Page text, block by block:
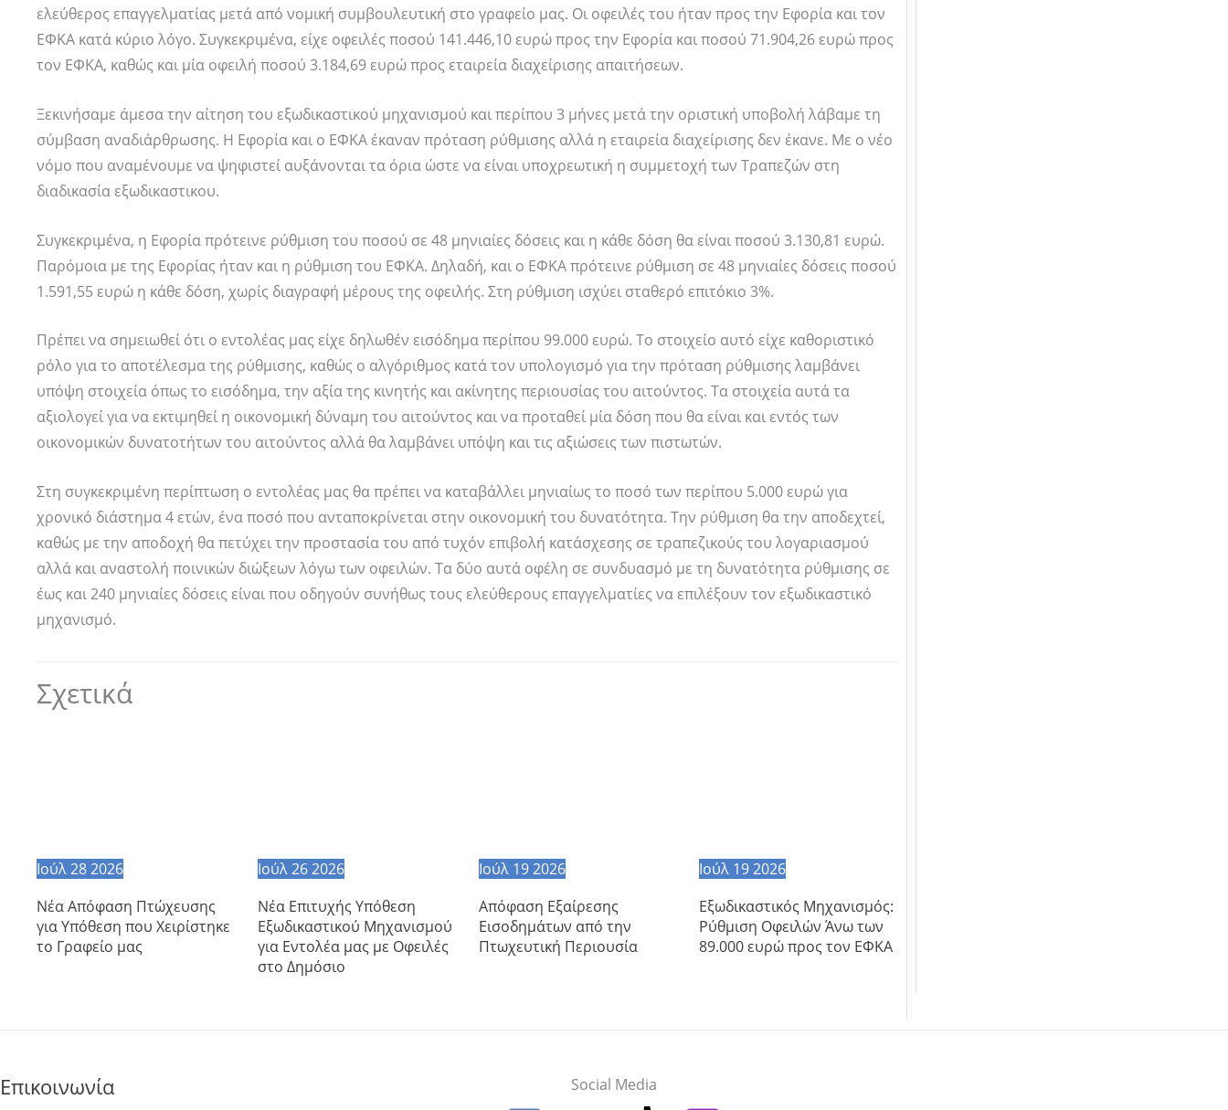
ελεύθερος επαγγελματίας μετά από νομική συμβουλευτική στο γραφείο μας. Οι οφειλές του ήταν προς την Εφορία και τον
ΕΦΚΑ κατά κύριο λόγο. Συγκεκριμένα, είχε οφειλές ποσού 141.446,10 ευρώ προς την Εφορία και ποσού 71.904,26 ευρώ προς
τον ΕΦΚΑ, καθώς και μία οφειλή ποσού 3.184,69 ευρώ προς εταιρεία διαχείρισης απαιτήσεων.
Ξεκινήσαμε άμεσα την αίτηση του εξωδικαστικού μηχανισμού και περίπου 3 μήνες μετά την οριστική υποβολή λάβαμε τη
σύμβαση αναδιάρθρωσης. Η Εφορία και ο ΕΦΚΑ έκαναν πρόταση ρύθμισης αλλά η εταιρεία διαχείρισης δεν έκανε. Με ο νέο
νόμο που αναμένουμε να ψηφιστεί αυξάνονται τα όρια ώστε να είναι υποχρεωτική η συμμετοχή των Τραπεζών στη
διαδικασία εξωδικαστικου.
Συγκεκριμένα, η Εφορία πρότεινε ρύθμιση του ποσού σε 48 μηνιαίες δόσεις και η κάθε δόση θα είναι ποσού 3.130,81 ευρώ.
Παρόμοια με της Εφορίας ήταν και η ρύθμιση του ΕΦΚΑ. Δηλαδή, και ο ΕΦΚΑ πρότεινε ρύθμιση σε 48 μηνιαίες δόσεις ποσού
1.591,55 ευρώ η κάθε δόση, χωρίς διαγραφή μέρους της οφειλής. Στη ρύθμιση ισχύει σταθερό επιτόκιο 3%.
Πρέπει να σημειωθεί ότι ο εντολέας μας είχε δηλωθέν εισόδημα περίπου 99.000 ευρώ. Το στοιχείο αυτό είχε καθοριστικό
ρόλο για το αποτέλεσμα της ρύθμισης, καθώς ο αλγόριθμος κατά τον υπολογισμό για την πρόταση ρύθμισης λαμβάνει
υπόψη στοιχεία όπως το εισόδημα, την αξία της κινητής και ακίνητης περιουσίας του αιτούντος. Τα στοιχεία αυτά τα
αξιολογεί για να εκτιμηθεί η οικονομική δύναμη του αιτούντος και να προταθεί μία δόση που θα είναι και εντός των
οικονομικών δυνατοτήτων του αιτούντος αλλά θα λαμβάνει υπόψη και τις αξιώσεις των πιστωτών.
Στη συγκεκριμένη περίπτωση ο εντολέας μας θα πρέπει να καταβάλλει μηνιαίως το ποσό των περίπου 5.000 ευρώ για
χρονικό διάστημα 4 ετών, ένα ποσό που ανταποκρίνεται στην οικονομική του δυνατότητα. Την ρύθμιση θα την αποδεχτεί,
καθώς με την αποδοχή θα πετύχει την προστασία του από τυχόν επιβολή κατάσχεσης σε τραπεζικούς του λογαριασμού
αλλά και αναστολή ποινικών διώξεων λόγω των οφειλών. Τα δύο αυτά οφέλη σε συνδυασμό με τη δυνατότητα ρύθμισης σε
έως και 240 μηνιαίες δόσεις είναι που οδηγούν συνήθως τους ελεύθερους επαγγελματίες να επιλέξουν τον εξωδικαστικό
μηχανισμό.
Σχετικά
Ιούλ282026
Νέα Απόφαση Πτώχευσης
για Υπόθεση που Χειρίστηκε
το Γραφείο μας
Ιούλ262026
Νέα Επιτυχής Υπόθεση
Εξωδικαστικού Μηχανισμού
για Εντολέα μας με Οφειλές
στο Δημόσιο
Ιούλ 19 2026
Απόφαση Εξαίρεσης
Εισοδημάτων από την
Πτωχευτική Περιουσία
Ιούλ 192026
Εξωδικαστικός Μηχανισμός:
Ρύθμιση Οφειλών Άνω των
89.000 ευρώ προς τον ΕΦΚΑ
Επικοινωνία Social Media